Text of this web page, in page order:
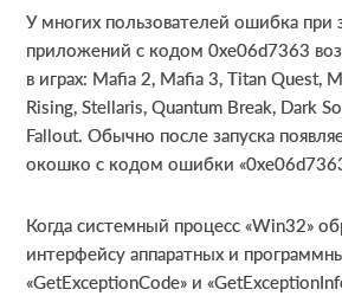
У многих пользователей ошибка при
приложений с кодом 0xe06d7363
в играх: Mafia 2, Mafia 3, Titan Quest,
Rising, Stellaris, Quantum Break, Dark
Fallout. Обычно после запуска
окошко с кодом ошибки
Когда системный процесс «Win32»
интерфейсу аппаратных и
«GetExceptionCode» и